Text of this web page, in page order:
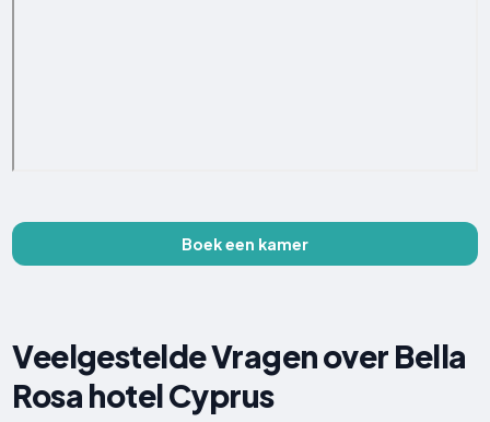
Boek een kamer
Veelgestelde Vragen over Bella
Rosa hotel Cyprus